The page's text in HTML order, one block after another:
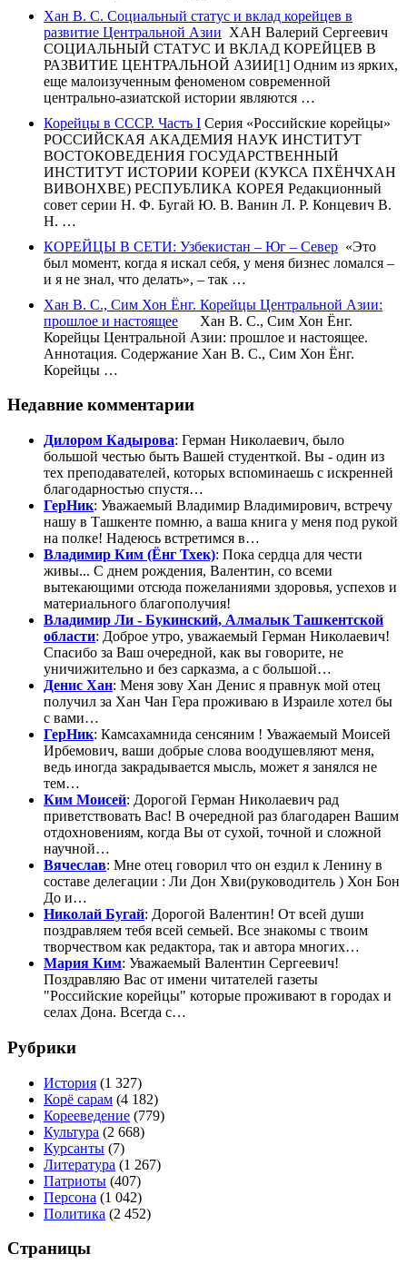
Хан В. С. Социальный статус и вклад корейцев в
развитие Центральной Азии ХАН Валерий Сергеевич
СОЦИАЛЬНЫЙ СТАТУС И ВКЛАД КОРЕЙЦЕВ В
РАЗВИТИЕ ЦЕНТРАЛЬНОЙ АЗИИ[1] Одним из ярких,
еще малоизученным феноменом современной
центрально-азиатской истории являются …
Корейцы в СССР. Часть I Серия «Российские корейцы»
РОССИЙСКАЯ АКАДЕМИЯ НАУК ИНСТИТУТ
ВОСТОКОВЕДЕНИЯ ГОСУДАРСТВЕННЫЙ
ИНСТИТУТ ИСТОРИИ КОРЕИ (КУКСА ПХЁНЧХАН
ВИВОНХВЕ) РЕСПУБЛИКА КОРЕЯ Редакционный
совет серии Н. Ф. Бугай Ю. В. Ванин Л. Р. Концевич В.
Н. …
КОРЕЙЦЫ В СЕТИ: Узбекистан – Юг – Север «Это
был момент, когда я искал себя, у меня бизнес ломался –
и я не знал, что делать», – так …
Хан В. С., Сим Хон Ёнг. Корейцы Центральной Азии:
прошлое и настоящее
Хан В. С., Сим Хон Ёнг.
Корейцы Центральной Азии: прошлое и настоящее.
Аннотация. Содержание Хан В. С., Сим Хон Ёнг.
Корейцы …
Недавние комментарии
Дилором Кадырова: Герман Николаевич, было
большой честью быть Вашей студенткой. Вы - один из
тех преподавателей, которых вспоминаешь с искренней
благодарностью спустя…
ГерНик: Уважаемый Владимир Владимирович, встречу
нашу в Ташкенте помню, а ваша книга у меня под рукой
на полке! Надеюсь встретимся в…
Владимир Ким (Ёнг Тхек): Пока сердца для чести
живы... С днем рождения, Валентин, со всеми
вытекающими отсюда пожеланиями здоровья, успехов и
материального благополучия!
Владимир Ли - Букинский, Алмалык Ташкентской
области: Доброе утро, уважаемый Герман Николаевич!
Спасибо за Ваш очередной, как вы говорите, не
уничижительно и без сарказма, а с большой…
Денис Хан: Меня зову Хан Денис я правнук мой отец
получил за Хан Чан Гера проживаю в Израиле хотел бы
с вами…
ГерНик: Камсахамнида сенсяним ! Уважаемый Моисей
Ирбемович, ваши добрые слова воодушевляют меня,
ведь иногда закрадывается мысль, может я занялся не
тем…
Ким Моисей: Дорогой Герман Николаевич рад
приветствовать Вас! В очередной раз благодарен Вашим
отдохновениям, когда Вы от сухой, точной и сложной
научной…
Вячеслав: Мне отец говорил что он ездил к Ленину в
составе делегации : Ли Дон Хви(руководитель ) Хон Бон
До и…
Николай Бугай: Дорогой Валентин! От всей души
поздравляем тебя всей семьей. Все знакомы с твоим
творчеством как редактора, так и автора многих…
Мария Ким: Уважаемый Валентин Сергеевич!
Поздравляю Вас от имени читателей газеты
"Российские корейцы" которые проживают в городах и
селах Дона. Всегда с…
Рубрики
История (1 327)
Корё сарам (4 182)
Корееведение (779)
Культура (2 668)
Курсанты (7)
Литература (1 267)
Патриоты (407)
Персона (1 042)
Политика (2 452)
Страницы